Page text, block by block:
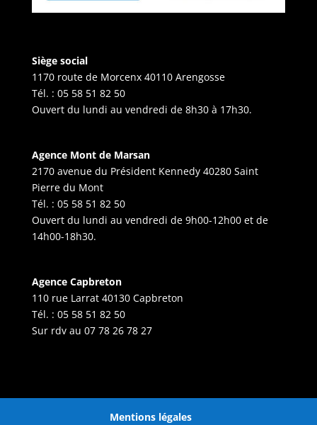
Siège social
1170 route de Morcenx 40110 Arengosse
Tél. : 05 58 51 82 50
Ouvert du lundi au vendredi de 8h30 à 17h30.
Agence Mont de Marsan
2170 avenue du Président Kennedy 40280 Saint
Pierre du Mont
Tél. : 05 58 51 82 50
Ouvert du lundi au vendredi de 9h00-12h00 et de
14h00-18h30.
Agence Capbreton
110 rue Larrat 40130 Capbreton
Tél. : 05 58 51 82 50
Sur rdv au 07 78 26 78 27
Mentions légales